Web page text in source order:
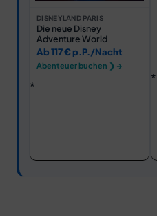
DISNEYLAND PARIS
Die neue Disney
Adventure World
Ab 117 € p.P./Nacht
Abenteuer buchen ❯ →